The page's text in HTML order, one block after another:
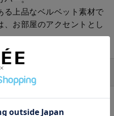
る上品なベルベット素材で
お部屋のアクセントとし
テックスデコ）のブラン